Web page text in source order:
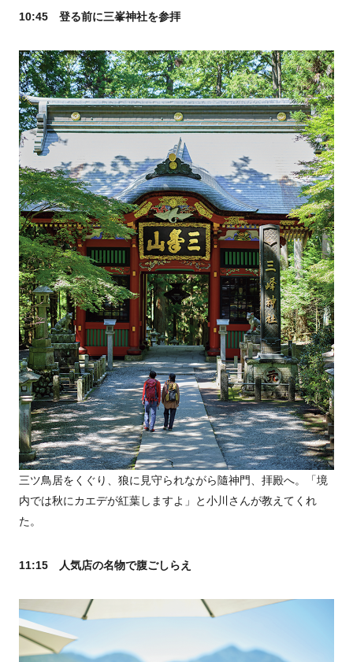
10:45 登る前に三峯神社を参拝
三ツ鳥居をくぐり、狼に見守られながら隨神門、拝殿へ。「境
内では秋にカエデが紅葉しますよ」と小川さんが教えてくれ
た。
11:15 人気店の名物で腹ごしらえ